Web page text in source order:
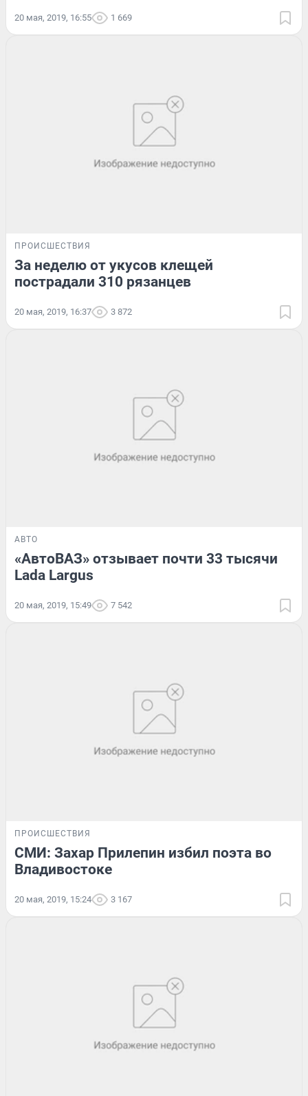
20 мая, 2019, 16:55 1 669
ПРОИСШЕСТВИЯ
За неделю от укусов клещей
пострадали 310 рязанцев
20 мая, 2019, 16:37 3 872
АВТО
«АвтоВАЗ» отзывает почти 33 тысячи
Lada Largus
20 мая, 2019, 15:49 7 542
ПРОИСШЕСТВИЯ
СМИ: Захар Прилепин избил поэта во
Владивостоке
20 мая, 2019, 15:24 3 167